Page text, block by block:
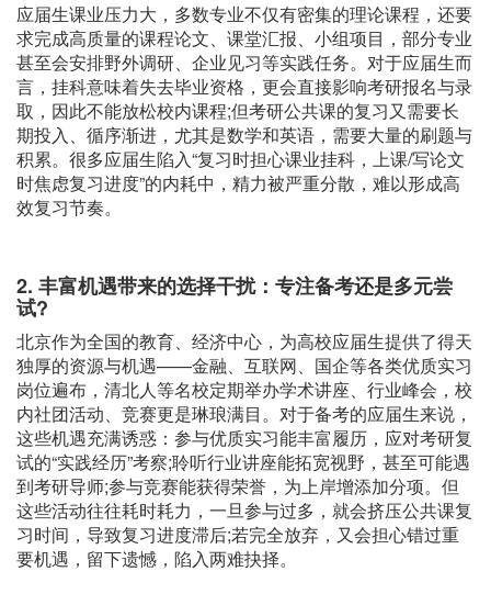
应届生课业压力大，多数专业不仅有密集的理论课程，还要
求完成高质量的课程论文、课堂汇报、小组项目，部分专业
甚至会安排野外调研、企业见习等实践任务。对于应届生而
言，挂科意味着失去毕业资格，更会直接影响考研报名与录
取，因此不能放松校内课程;但考研公共课的复习又需要长
期投入、循序渐进，尤其是数学和英语，需要大量的刷题与
积累。很多应届生陷入“复习时担心课业挂科，上课/写论文
时焦虑复习进度”的内耗中，精力被严重分散，难以形成高
效复习节奏。
2. 丰富机遇带来的选择干扰：专注备考还是多元尝
试?
北京作为全国的教育、经济中心，为高校应届生提供了得天
独厚的资源与机遇——金融、互联网、国企等各类优质实习
岗位遍布，清北人等名校定期举办学术讲座、行业峰会，校
内社团活动、竞赛更是琳琅满目。对于备考的应届生来说，
这些机遇充满诱惑：参与优质实习能丰富履历，应对考研复
试的“实践经历”考察;聆听行业讲座能拓宽视野，甚至可能遇
到考研导师;参与竞赛能获得荣誉，为上岸增添加分项。但
这些活动往往耗时耗力，一旦参与过多，就会挤压公共课复
习时间，导致复习进度滞后;若完全放弃，又会担心错过重
要机遇，留下遗憾，陷入两难抉择。